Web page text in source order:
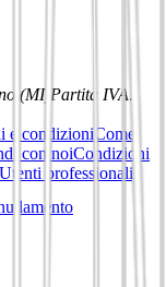
(MI) Partita IVA:
e condizioni Come
con noiCondizioni
professionali)